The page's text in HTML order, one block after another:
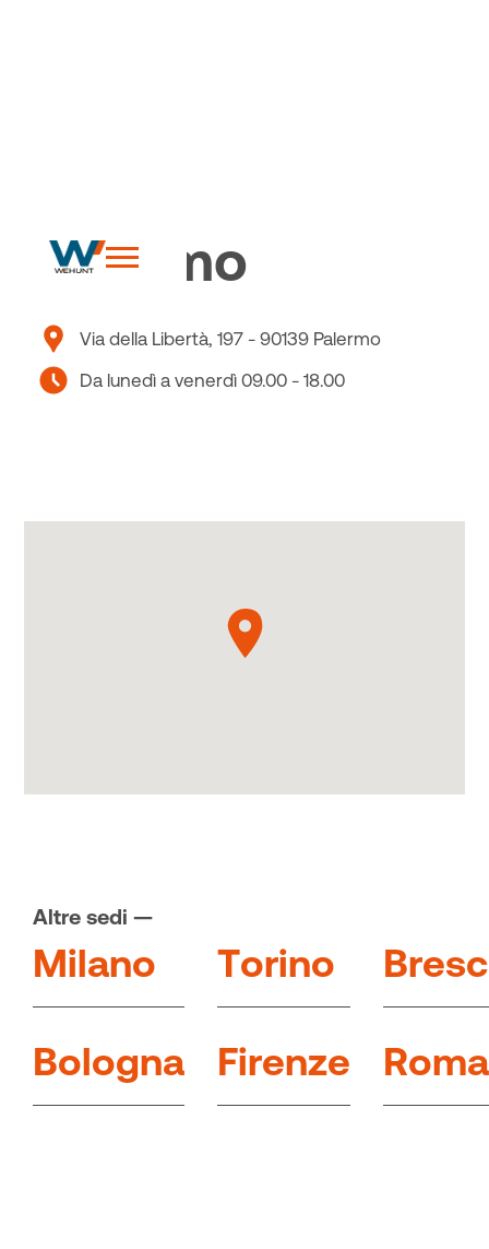
Palermo
Via della Libertà, 197 - 90139 Palermo
Da lunedì a venerdì 09.00 - 18.00
Altre sedi —
Milano Torino Bresc
Bologna Firenze Roma